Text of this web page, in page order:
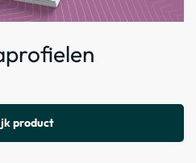
product